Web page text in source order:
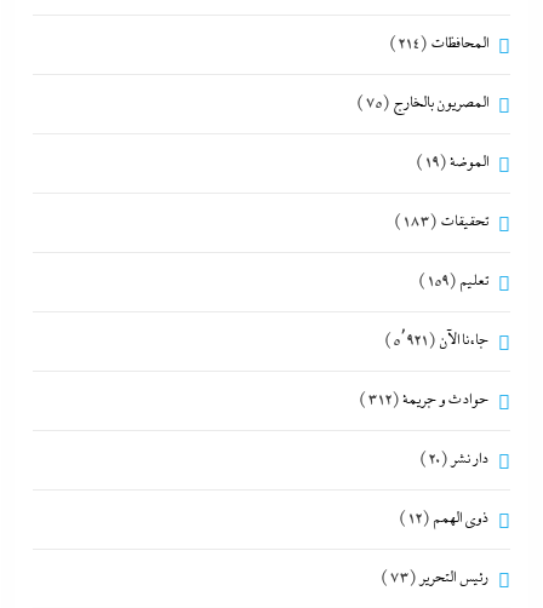
المحافظات (214)
المصريون بالخارج (75)
الموضة(19)
تحقيقات (183)
تعليم (159)
جاءنا الآن (5٬921)
حوادث و جريمة(312)
دار نشر (20)
ذوى الهمم (12)
رئيس التحرير (73)